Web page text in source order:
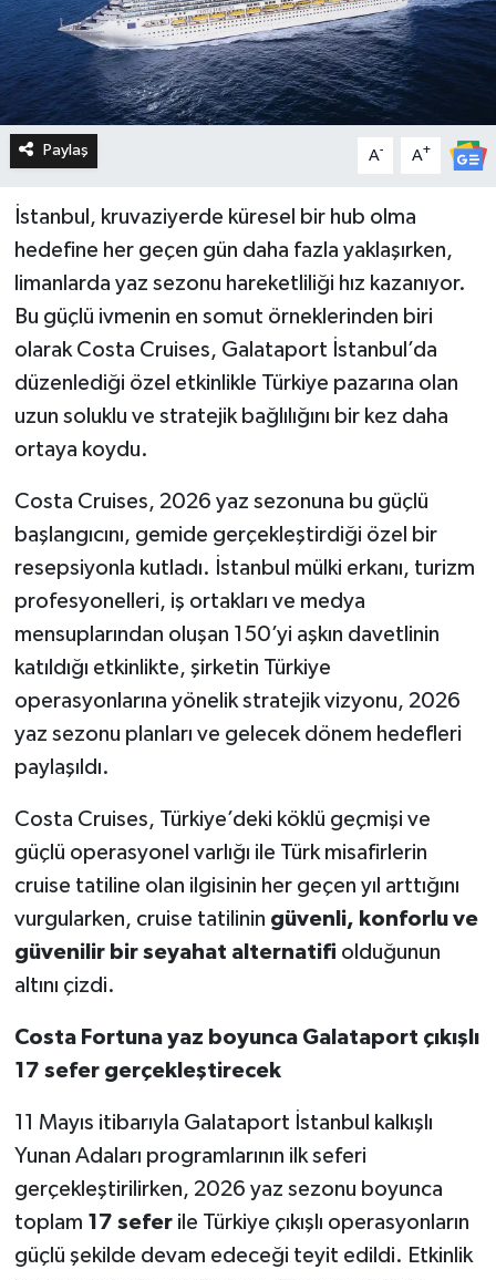
Paylaş A- A+
İstanbul, kruvaziyerde küresel bir hub olma
hedefine her geçen gün daha fazla yaklaşırken,
limanlarda yaz sezonu hareketliliği hız kazanıyor.
Bu güçlü ivmenin en somut örneklerinden biri
olarak Costa Cruises, Galataport İstanbul’da
düzenlediği özel etkinlikle Türkiye pazarına olan
uzun soluklu ve stratejik bağlılığını bir kez daha
ortaya koydu.
Costa Cruises, 2026 yaz sezonuna bu güçlü
başlangıcını, gemide gerçekleştirdiği özel bir
resepsiyonla kutladı. İstanbul mülki erkanı, turizm
profesyonelleri, iş ortakları ve medya
mensuplarından oluşan 150’yi aşkın davetlinin
katıldığı etkinlikte, şirketin Türkiye
operasyonlarına yönelik stratejik vizyonu, 2026
yaz sezonu planları ve gelecek dönem hedefleri
paylaşıldı.
Costa Cruises, Türkiye’deki köklü geçmişi ve
güçlü operasyonel varlığı ile Türk misafirlerin
cruise tatiline olan ilgisinin her geçen yıl arttığını
vurgularken, cruise tatilinin güvenli, konforlu ve
güvenilir bir seyahat alternatifi olduğunun
altını çizdi.
Costa Fortuna yaz boyunca Galataport çıkışlı
17 sefer gerçekleştirecek
11 Mayıs itibarıyla Galataport İstanbul kalkışlı
Yunan Adaları programlarının ilk seferi
gerçekleştirilirken, 2026 yaz sezonu boyunca
toplam 17 seferile Türkiye çıkışlı operasyonların
güçlü şekilde devam edeceği teyit edildi. Etkinlik